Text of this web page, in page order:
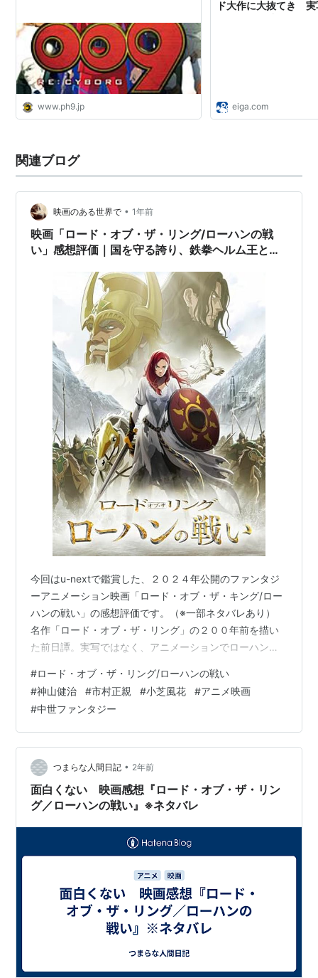
CYBORG009 CALL OF JUSTICE（2016年）総監督
ひるね姫 〜知らないワタシの物語〜（2017年） 監
督・脚本
リスト::アニメーションスタッフ
www.ph9.jp
ド大作に大抜てき
eiga.com
関連ブログ
映画のある世界で • 1年前
映画「ロード・オブ・ザ・リング/ローハンの戦
い」感想評価｜国を守る誇り、鉄拳ヘルム王とヘ
今回はu-nextで鑑賞した、２０２４年公開のファンタジ
ーアニメーション映画「ロード・オブ・ザ・キング/ロー
ハンの戦い」の感想評価です。（※一部ネタバレあり）
名作「ロード・オブ・ザ・リング」の２００年前を描い
た前日譚。実写ではなく、アニメーションでローハンの
制作されたので、実写はやりつくした感じがあり、アニ
メでの挑戦は面白いですね。この本作をポイントと、感
想を交えて書いていきます。 ロード・オブ・ザ・リング
／ローハンの戦い ブライアン・コックス Amazon あらす
じ ローハン王国の王女ヘラは、剣術をたしなむ気丈な少
女。 ある日、国政会議の…
#ロード・オブ・ザ・リング/ローハンの戦い
#神山健治 #市村正親 #小芝風花 #アニメ映画
#中世ファンタジー
つまらな人間日記 • 2年前
面白くない 映画感想『ロード・オブ・ザ・リン
グ／ローハンの戦い』※ネタバレ